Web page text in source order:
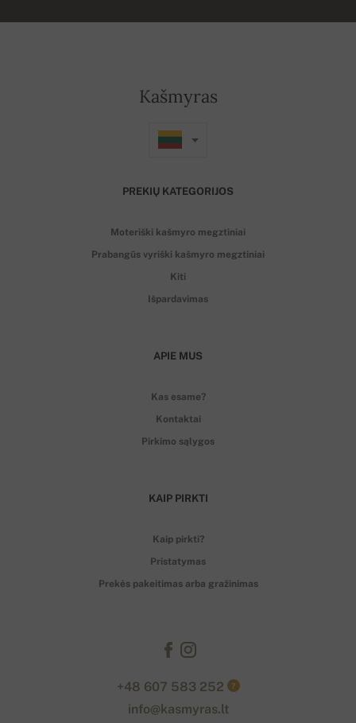
Kašmyras
PREKIŲ KATEGORIJOS
Moteriški kašmyro megztiniai
Prabangūs vyriški kašmyro megztiniai
Kiti
Išpardavimas
APIE MUS
Kas esame?
Kontaktai
Pirkimo sąlygos
KAIP PIRKTI
Kaip pirkti?
Pristatymas
Prekės pakeitimas arba gražinimas
+48 607 583 252 ?
info@kasmyras.lt